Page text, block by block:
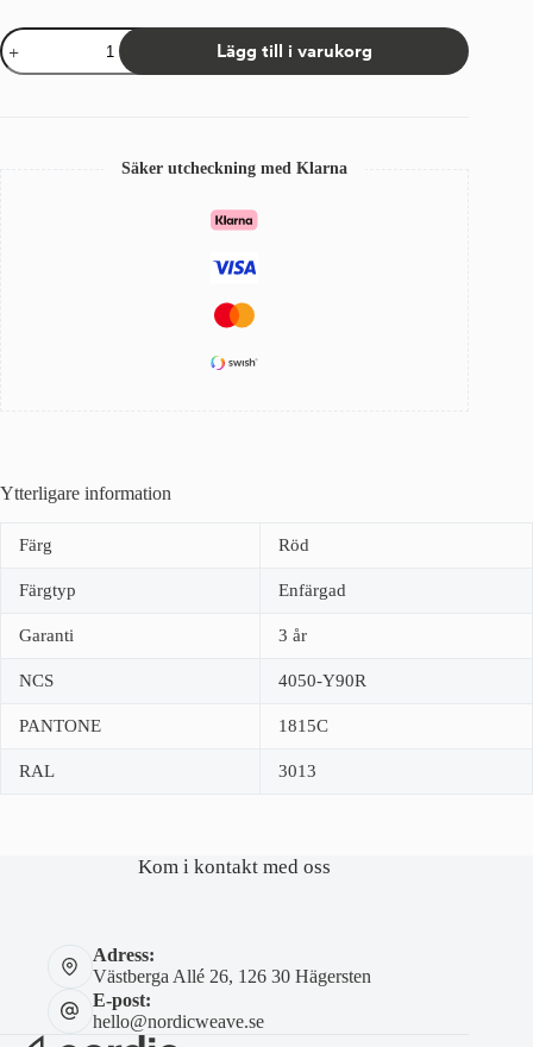
Kappa
Sandatex
84
Lägg till i varukorg
Säker utcheckning med Klarna
Ytterligare information
Färg Röd
Färgtyp Enfärgad
Garanti 3 år
NCS 4050-Y90R
PANTONE 1815C
RAL 3013
Kom i kontakt med oss
Adress:
Västberga Allé 26, 126 30 Hägersten
E-post:
hello@nordicweave.se